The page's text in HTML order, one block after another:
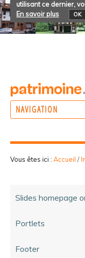
utilisant ce dernier,
En savoir plus
OK
NAVIGATION
Vous êtes ici : Accueil /
Slides homepage
Portlets
Footer